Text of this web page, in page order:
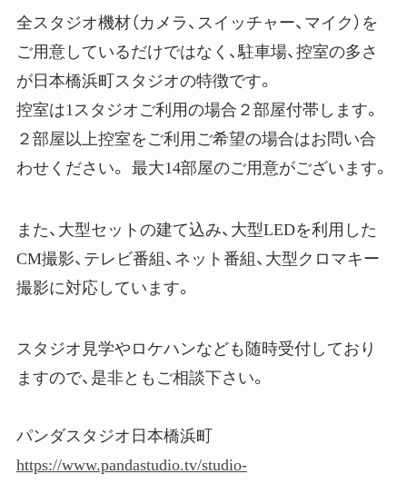
全スタジオ機材（カメラ、スイッチャー、マイク）を
ご用意しているだけではなく、駐車場、控室の多さ
が日本橋浜町スタジオの特徴です。
控室は1スタジオご利用の場合２部屋付帯します。
２部屋以上控室をご利用ご希望の場合はお問い合
わせください。 最大14部屋のご用意がございます。
また、大型セットの建て込み、大型LEDを利用した
CM撮影、テレビ番組、ネット番組、大型クロマキー
撮影に対応しています。
スタジオ見学やロケハンなども随時受付しており
ますので、是非ともご相談下さい。
パンダスタジオ日本橋浜町
https://www.pandastudio.tv/studio-